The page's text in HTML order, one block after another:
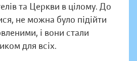
та Церкви в цілому. До
не можна було підійти
і вони стали
для всіх.